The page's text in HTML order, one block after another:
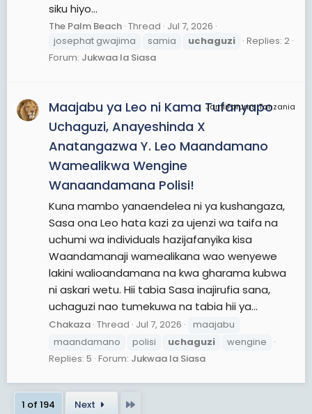
siku hiyo...
The Palm Beach Thread Jul 7, 2026
josephat gwajima
samia uchaguzi
Replies: 2
Forum: Jukwaa la Siasa
JamiiForums Tanzania
Maajabu ya Leo ni Kama Tufanyapo
Uchaguzi, Anayeshinda X
Anatangazwa Y. Leo Maandamano
Wamealikwa Wengine
Wanaandamana Polisi!
Kuna mambo yanaendelea ni ya kushangaza,
Sasa ona Leo hata kazi za ujenzi wa taifa na
uchumi wa individuals hazijafanyika kisa
Waandamanaji wamealikana wao wenyewe
lakini walioandamana na kwa gharama kubwa
ni askari wetu. Hii tabia Sasa inajirufia sana,
uchaguzi nao tumekuwa na tabia hii ya...
Chakaza Thread Jul 7, 2026
maajabu
maandamano
polisi uchaguzi
wengine
Replies: 5 Forum: Jukwaa la Siasa
1 of 194 Next